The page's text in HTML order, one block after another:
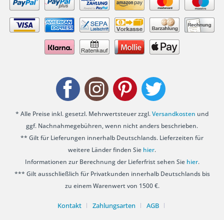
* Alle Preise inkl. gesetzl. Mehrwertsteuer zzgl.Versandkosten und
ggf. Nachnahmegebühren, wenn nicht anders beschrieben.
** Gilt für Lieferungen innerhalb Deutschlands. Lieferzeiten für
weitere Länder finden Sie hier.
Informationen zur Berechnung der Lieferfrist sehen Sie hier.
*** Gilt ausschließlich für Privatkunden innerhalb Deutschlands bis
zu einem Warenwert von 1500 €.
Kontakt Zahlungsarten
AGB